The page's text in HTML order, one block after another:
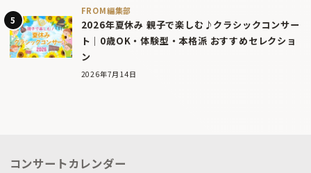
FROM編集部
2026年夏休み 親子で楽しむ♪クラシックコンサー
ト｜0歳OK・体験型・本格派 おすすめセレクショ
ン
2026年7月14日
コンサートカレンダー